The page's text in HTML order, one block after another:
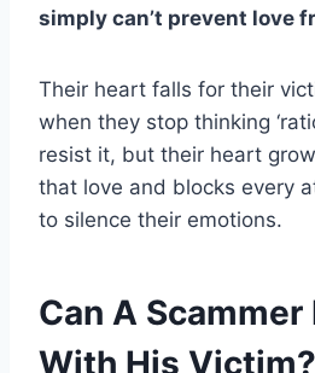
simply can’t prevent love
Their heart falls for their
when they stop thinking
resist it, but their heart
that love and blocks every
to silence their emotions.
Can A Scammer
With His